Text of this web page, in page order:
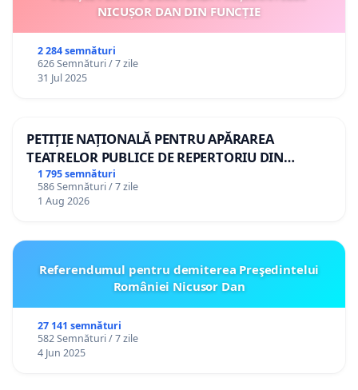
NICUȘOR DAN DIN FUNCȚIE
2 284 semnături
626 Semnături / 7 zile
31 Jul 2025
PETIȚIE NAȚIONALĂ PENTRU APĂRAREA
TEATRELOR PUBLICE DE REPERTORIU DIN
ROMÂNIA
1 795 semnături
586 Semnături / 7 zile
1 Aug 2026
Referendumul pentru demiterea Preşedintelui
României Nicusor Dan
27 141 semnături
582 Semnături / 7 zile
4 Jun 2025